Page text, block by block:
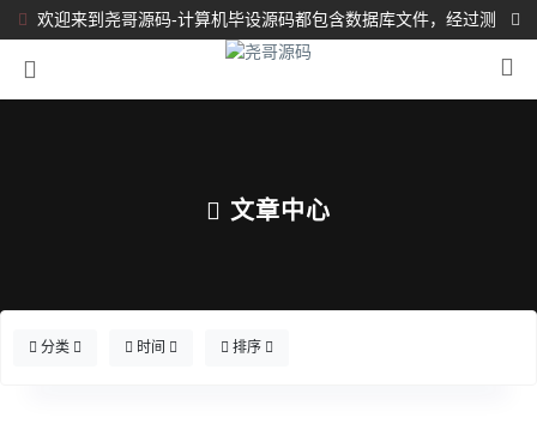
欢迎来到尧哥源码-计算机毕设源码都包含数据库文件，经过测
试都完整可运行！！！
文章中心
分类 时间 排序